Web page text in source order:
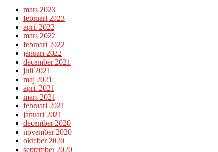
mars 2023
februari 2023
april 2022
mars 2022
februari 2022
januari 2022
december 2021
juli 2021
maj 2021
april 2021
mars 2021
februari 2021
januari 2021
december 2020
november 2020
oktober 2020
september 2020